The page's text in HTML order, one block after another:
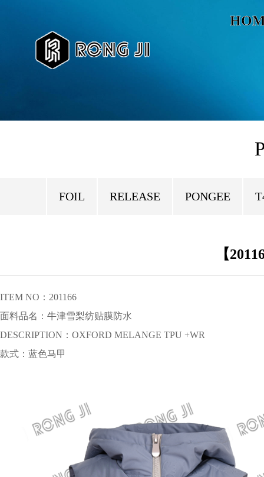
FOIL RELEASE PONGEE
【
ITEM NO：201166
面料品名：牛津雪梨纺贴膜防水
DESCRIPTION：OXFORD MELANGE TPU +WR
款式：蓝色马甲